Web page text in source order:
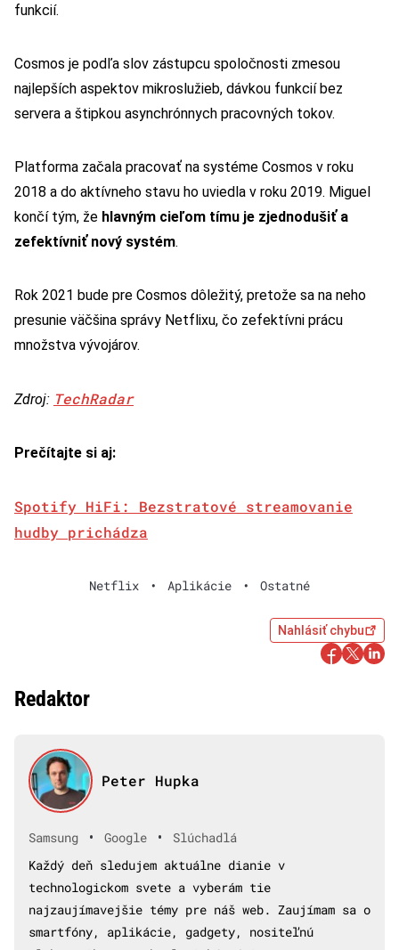
funkcií.
Cosmos je podľa slov zástupcu spoločnosti zmesou
najlepších aspektov mikroslužieb, dávkou funkcií bez
servera a štipkou asynchrónnych pracovných tokov.
Platforma začala pracovať na systéme Cosmos v roku
2018 a do aktívneho stavu ho uviedla v roku 2019. Miguel
končí tým, že hlavným cieľom tímu je zjednodušiť a
zefektívniť nový systém.
Rok 2021 bude pre Cosmos dôležitý, pretože sa na neho
presunie väčšina správy Netflixu, čo zefektívni prácu
množstva vývojárov.
Zdroj: TechRadar
Prečítajte si aj:
Spotify HiFi: Bezstratové streamovanie
hudby prichádza
Netflix • Aplikácie • Ostatné
Nahlásiť chybu
Redaktor
Peter Hupka
Samsung • Google •
Slúchadlá
Každý deň sledujem aktuálne dianie v
technologickom svete a vyberám tie
najzaujímavejšie témy pre náš web. Zaujímam sa o
smartfóny, aplikácie, gadgety, nositeľnú